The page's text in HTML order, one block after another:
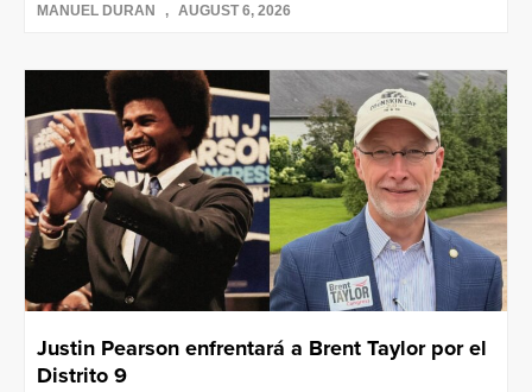
MANUEL DURAN AUGUST 6, 2026
Justin Pearson enfrentará a Brent Taylor por el
Distrito 9